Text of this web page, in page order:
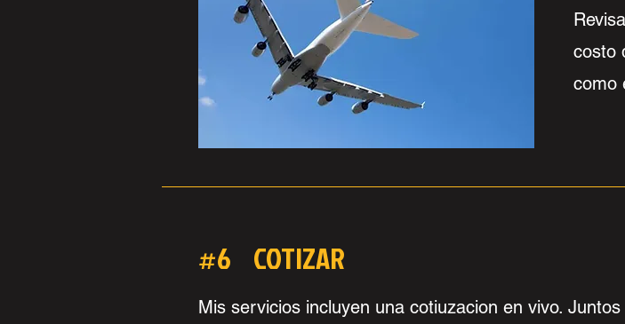
costo
como
#6 COTIZAR
Mis servicios incluyen una cotiuzacion en vivo. Juntos